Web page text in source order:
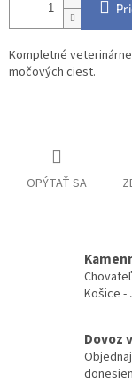
Kompletné
močových ciest.
OPÝTAŤ SA
Košice -
Dovoz